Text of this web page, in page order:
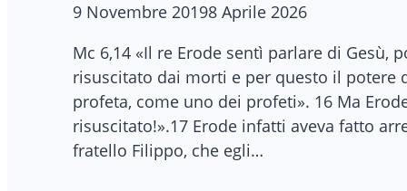
9 Novembre 20198 Aprile 2026
Mc 6,14 «Il re Erode sentì parlare di
risuscitato dai morti e per questo il potere
profeta, come uno dei profeti». 16 Ma
risuscitato!».17 Erode infatti aveva fatto
fratello Filippo, che egli…